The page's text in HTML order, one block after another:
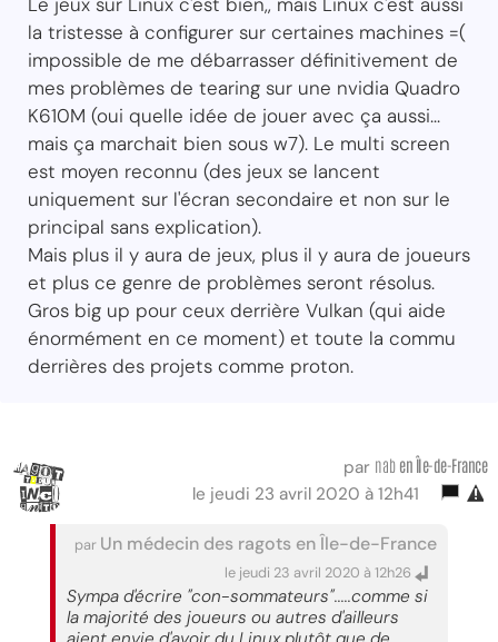
la tristesse à configurer sur certaines machines =(
impossible de me débarrasser définitivement de
mes problèmes de tearing sur une nvidia Quadro
K610M (oui quelle idée de jouer avec ça aussi...
mais ça marchait bien sous w7). Le multi screen
est moyen reconnu (des jeux se lancent
uniquement sur l'écran secondaire et non sur le
principal sans explication).
Mais plus il y aura de jeux, plus il y aura de joueurs
et plus ce genre de problèmes seront résolus.
Gros big up pour ceux derrière Vulkan (qui aide
énormément en ce moment) et toute la commu
derrières des projets comme proton.
par nab en Île-de-France
le jeudi 23 avril 2020 à 12h41
par Un médecin des ragots en Île-de-France
le jeudi 23 avril 2020 à 12h26
Sympa d'écrire "con-sommateurs".....comme si
la majorité des joueurs ou autres d'ailleurs